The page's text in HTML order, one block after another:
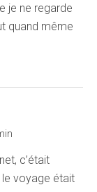
je ne regarde
quand même
c’était
le voyage était